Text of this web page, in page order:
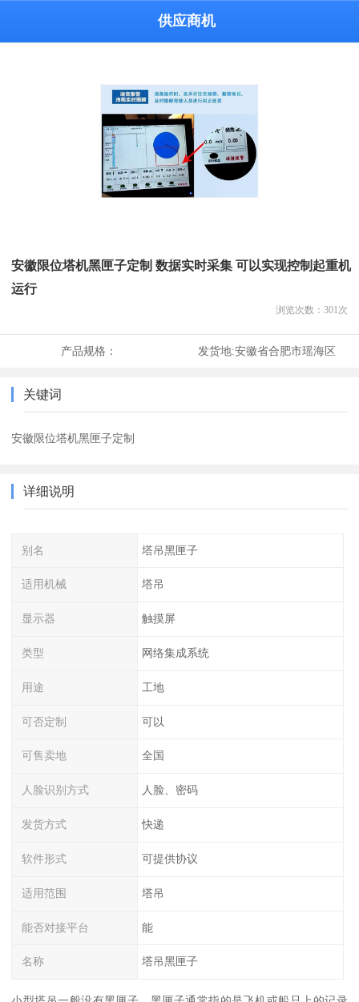
供应商机
安徽限位塔机黑匣子定制 数据实时采集 可以实现控制起重机
运行
浏览次数： 301 次
产品规格： 发货地:安徽省合肥市瑶海区
关键词
安徽限位塔机黑匣子定制
详细说明
别名 塔吊黑匣子
适用机械 塔吊
显示器 触摸屏
类型 网络集成系统
用途 工地
可否定制 可以
可售卖地 全国
人脸识别方式 人脸、密码
发货方式 快递
软件形式 可提供协议
适用范围 塔吊
能否对接平台 能
名称 塔吊黑匣子